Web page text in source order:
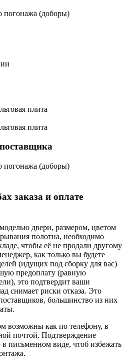
погонажа (доборы)
плита
плита
погонажа (доборы)
заказа и оплате
двери, размером, цветом
полотна, необходимо
чтобы её не продали другому
как только вы будете
(идущих под сборку для вас)
предоплату (равную
это подтвердит ваши
снимает риски отказа. Это
большинство из них
возможны как по телефону, в
почтой. Подтверждение
в письменном виде, чтоб избежать